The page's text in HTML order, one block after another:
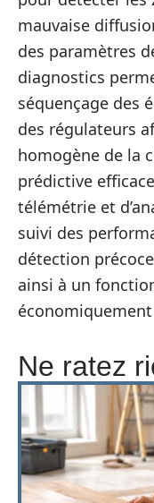
mauvaise
des paramètres
diagnostics
séquençage des
des régulateurs
homogène de la
prédictive
télémétrie et
suivi des
détection
ainsi à un
Ne ratez